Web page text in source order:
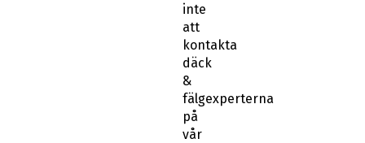
inte
att
kontakta
däck
&
fälgexperterna
på
vår